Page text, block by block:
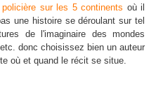
policière sur les 5 continents où il
une histoire se déroulant sur tel
de l'imaginaire des mondes
donc choisissez bien un auteur
où et quand le récit se situe.